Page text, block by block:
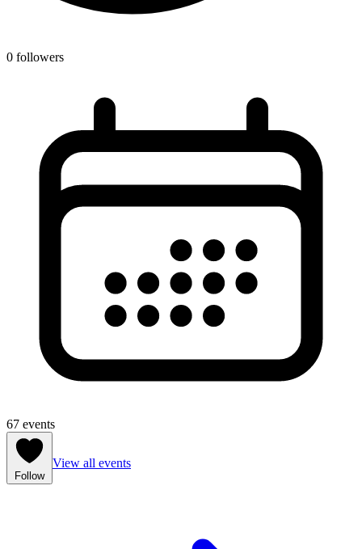
0 followers
67 events
Follow
View all events